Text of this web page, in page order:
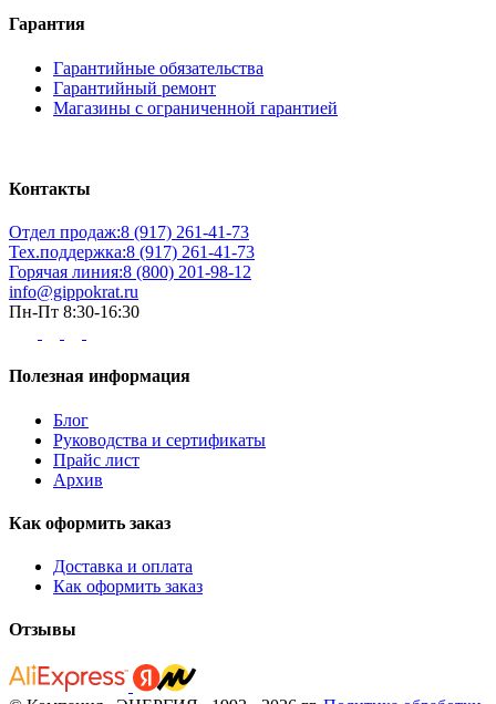
Гарантия
Гарантийные обязательства
Гарантийный ремонт
Магазины с ограниченной гарантией
Контакты
Отдел продаж:8 (917) 261-41-73
Тех.поддержка:8 (917) 261-41-73
Горячая линия:8 (800) 201-98-12
info@gippokrat.ru
Пн-Пт 8:30-16:30
Полезная информация
Блог
Руководства и сертификаты
Прайс лист
Архив
Как оформить заказ
Доставка и оплата
Как оформить заказ
Отзывы